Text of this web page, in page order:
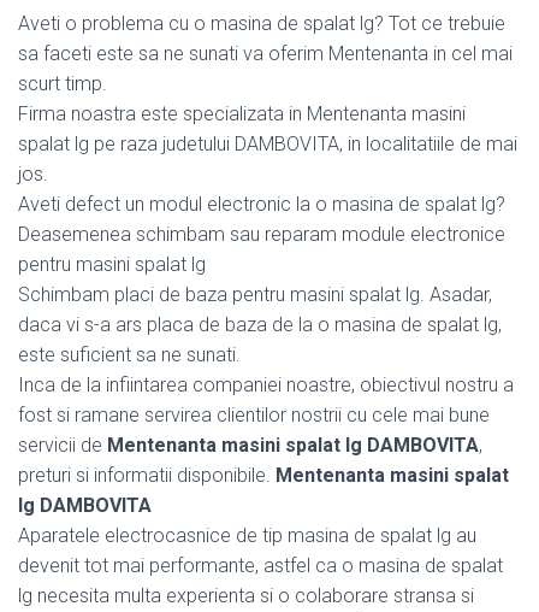
Aveti o problema cu o masina de spalat lg? Tot ce trebuie
sa faceti este sa ne sunati va oferim Mentenanta in cel mai
scurt timp.
Firma noastra este specializata in Mentenanta masini
spalat lg pe raza judetului DAMBOVITA, in localitatiile de mai
jos.
Aveti defect un modul electronic la o masina de spalat lg?
Deasemenea schimbam sau reparam module electronice
pentru masini spalat lg
Schimbam placi de baza pentru masini spalat lg. Asadar,
daca vi s-a ars placa de baza de la o masina de spalat lg,
este suficient sa ne sunati.
Inca de la infiintarea companiei noastre, obiectivul nostru a
fost si ramane servirea clientilor nostrii cu cele mai bune
servicii de Mentenanta masini spalat lg DAMBOVITA,
preturi si informatii disponibile. Mentenanta masini spalat
lg DAMBOVITA
Aparatele electrocasnice de tip masina de spalat lg au
devenit tot mai performante, astfel ca o masina de spalat
lg necesita multa experienta si o colaborare stransa si